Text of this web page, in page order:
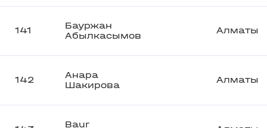
141
Бауржан
Абылкасымов
Алматы
142
Анара
Шакирова
Алматы
Baur